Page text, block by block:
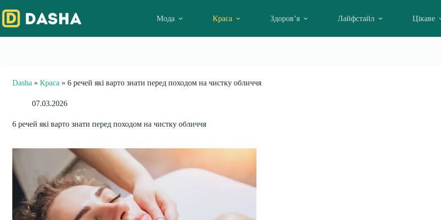
to
content
Мода Краса Здоров’я Лайфстайл Цікаве
Dasha » Краса » 6 речей які варто знати перед походом на чистку обличчя
07.03.2026
6 речей які варто знати перед походом на чистку обличчя